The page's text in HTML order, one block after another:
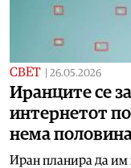
СВЕТ 26.05.2026
Иранците се
интернетот
нема
Иран планира да им